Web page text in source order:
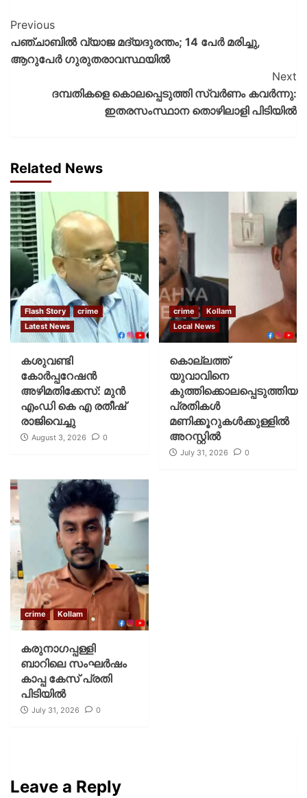
Previous
പഞ്ചാബില്‍ വ്യാജ മദ്യദുരന്തം; 14 പേര്‍ മരിച്ചു,
ആറുപേര്‍ ഗുരുതരാവസ്ഥയില്‍
Next
ദമ്പതികളെ കൊലപ്പെടുത്തി സ്വര്‍ണം കവര്‍ന്നു:
ഇതരസംസ്ഥാന തൊഴിലാളി പിടിയില്‍
Related News
Flash Story
crime
Latest News
കശുവണ്ടി
കോര്‍പ്പറേഷന്‍
അഴിമതിക്കേസ്: മുന്‍
എംഡി കെ എ രതീഷ്
രാജിവെച്ചു
August 3, 2026 0
crime
Kollam
Local News
കൊല്ലത്ത്
യുവാവിനെ
കുത്തിക്കൊലപ്പെടുത്തിയ
പ്രതികൾ
മണിക്കൂറുകൾക്കുള്ളിൽ
അറസ്റ്റിൽ
July 31, 2026 0
crime Kollam
കരുനാഗപ്പള്ളി
ബാറിലെ സംഘർഷം
കാപ്പ കേസ് പ്രതി
പിടിയിൽ
July 31, 2026 0
Leave a Reply